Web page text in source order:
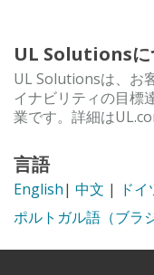
UL Solutionsに
UL Solutionsは、お
イナビリティの目標
業です。詳細は
言語
English| 中文 | ド
ポルトガル語（ブラ